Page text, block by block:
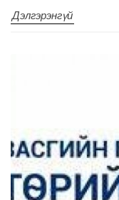
Дэлгэрэнгүй